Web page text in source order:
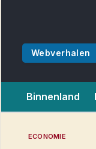
Webverhalen
Binnenland
ECONOMIE